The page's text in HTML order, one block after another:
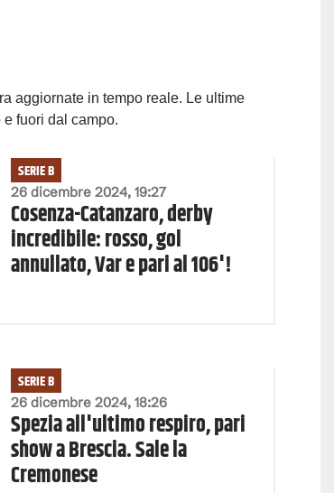
aggiornate in tempo reale. Le ultime
fuori dal campo.
26 dicembre 2024, 19:27
SERIE B
Cosenza-Catanzaro, derby
incredibile: rosso, gol
annullato, Var e pari al 106'!
26 dicembre 2024, 18:26
SERIE B
Spezia all'ultimo respiro, pari
show a Brescia. Sale la
Cremonese